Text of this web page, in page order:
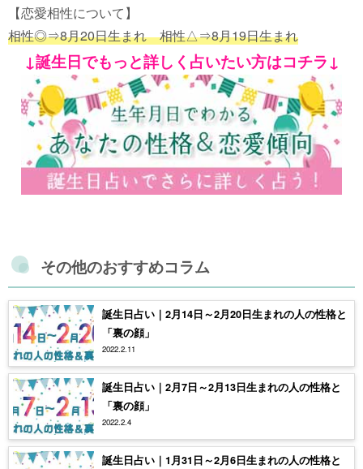
【恋愛相性について】
相性◎⇒8月20日生まれ 相性△⇒8月19日生まれ
↓誕生日でもっと詳しく占いたい方はコチラ↓
その他のおすすめコラム
誕生日占い｜2月14日～2月20日生まれの人の性格と
「裏の顔」
2022.2.11
誕生日占い｜2月7日～2月13日生まれの人の性格と
「裏の顔」
2022.2.4
誕生日占い｜1月31日～2月6日生まれの人の性格と